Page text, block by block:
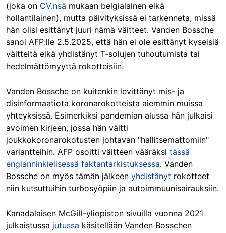
(joka on CV:nsä mukaan belgialainen eikä
hollantilainen), mutta päivityksissä ei tarkenneta, missä
hän olisi esittänyt juuri nämä väitteet. Vanden Bossche
sanoi AFP:lle 2.5.2025, että hän ei ole esittänyt kyseisiä
väitteitä eikä yhdistänyt T-solujen tuhoutumista tai
hedelmättömyyttä rokotteisiin.
Vanden Bossche on kuitenkin levittänyt mis- ja
disinformaatiota koronarokotteista aiemmin muissa
yhteyksissä. Esimerkiksi pandemian alussa hän julkaisi
avoimen kirjeen, jossa hän väitti
joukkokoronarokotusten johtavan "hallitsemattomiin"
variantteihin. AFP osoitti väitteen vääräksi tässä
englanninkielisessä faktantarkistuksessa. Vanden
Bossche on myös tämän jälkeen yhdistänyt rokotteet
niin kutsuttuihin turbosyöpiin ja autoimmuunisairauksiin.
Kanadalaisen McGill-yliopiston sivuilla vuonna 2021
julkaistussa jutussa käsitellään Vanden Bosschen